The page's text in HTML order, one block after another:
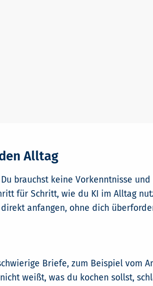
Alltag
brauchst keine Vorkenntnisse
für Schritt, wie du KI im Alltag
anfangen, ohne dich
Briefe, zum Beispiel vom
weißt, was du kochen sollst,